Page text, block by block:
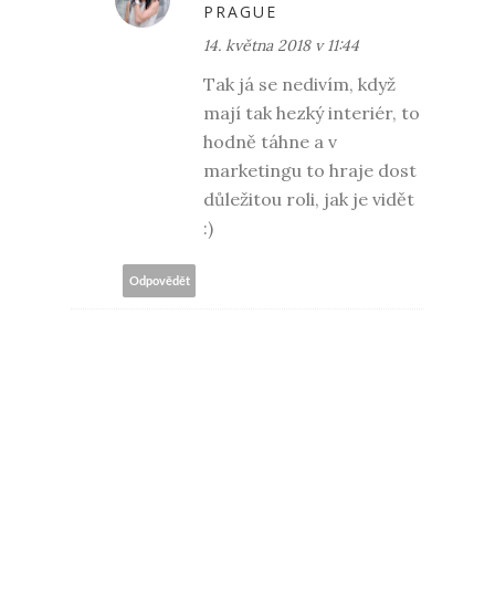
PRAGUE
14. května 2018 v 11:44
Tak já se nedivím, když
mají tak hezký interiér, to
hodně táhne a v
marketingu to hraje dost
důležitou roli, jak je vidět
:)
Odpovědět